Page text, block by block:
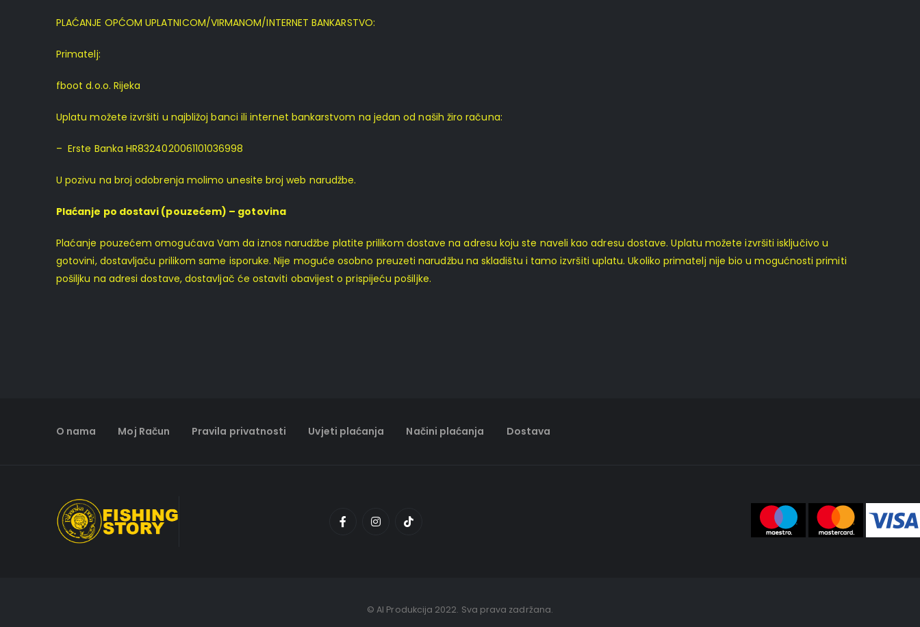
PLAĆANJE OPĆOM UPLATNICOM/VIRMANOM/INTERNET BANKARSTVO:
Primatelj:
fboot d.o.o. Rijeka
Uplatu možete izvršiti u najbližoj banci ili internet bankarstvom na jedan od naših žiro računa:
– Erste Banka HR8324020061101036998
U pozivu na broj odobrenja molimo unesite broj web narudžbe.
Plaćanje po dostavi (pouzećem) – gotovina
Plaćanje pouzećem omogućava Vam da iznos narudžbe platite prilikom dostave na adresu koju ste naveli kao adresu dostave. Uplatu možete izvršiti isključivo u
gotovini, dostavljaču prilikom same isporuke. Nije moguće osobno preuzeti narudžbu na skladištu i tamo izvršiti uplatu. Ukoliko primatelj nije bio u mogućnosti primiti
pošiljku na adresi dostave, dostavljač će ostaviti obavijest o prispijeću pošiljke.
O nama Moj Račun Pravila privatnosti Uvjeti plaćanja Načini plaćanja Dostava
© AI Produkcija 2022. Sva prava zadržana.